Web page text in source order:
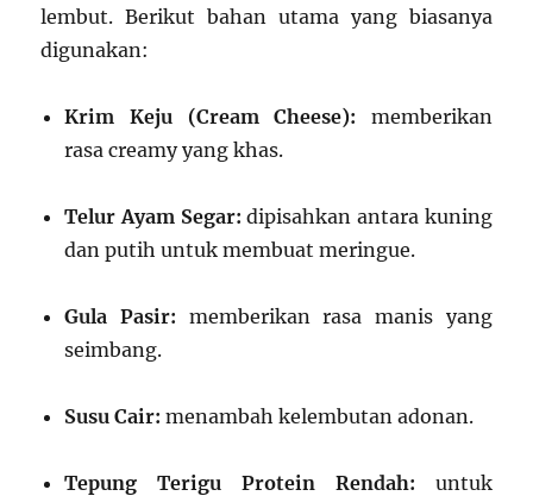
lembut. Berikut bahan utama yang biasanya
digunakan:
Krim Keju (Cream Cheese): memberikan
rasa creamy yang khas.
Telur Ayam Segar: dipisahkan antara kuning
dan putih untuk membuat meringue.
Gula Pasir: memberikan rasa manis yang
seimbang.
Susu Cair: menambah kelembutan adonan.
Tepung Terigu Protein Rendah: untuk